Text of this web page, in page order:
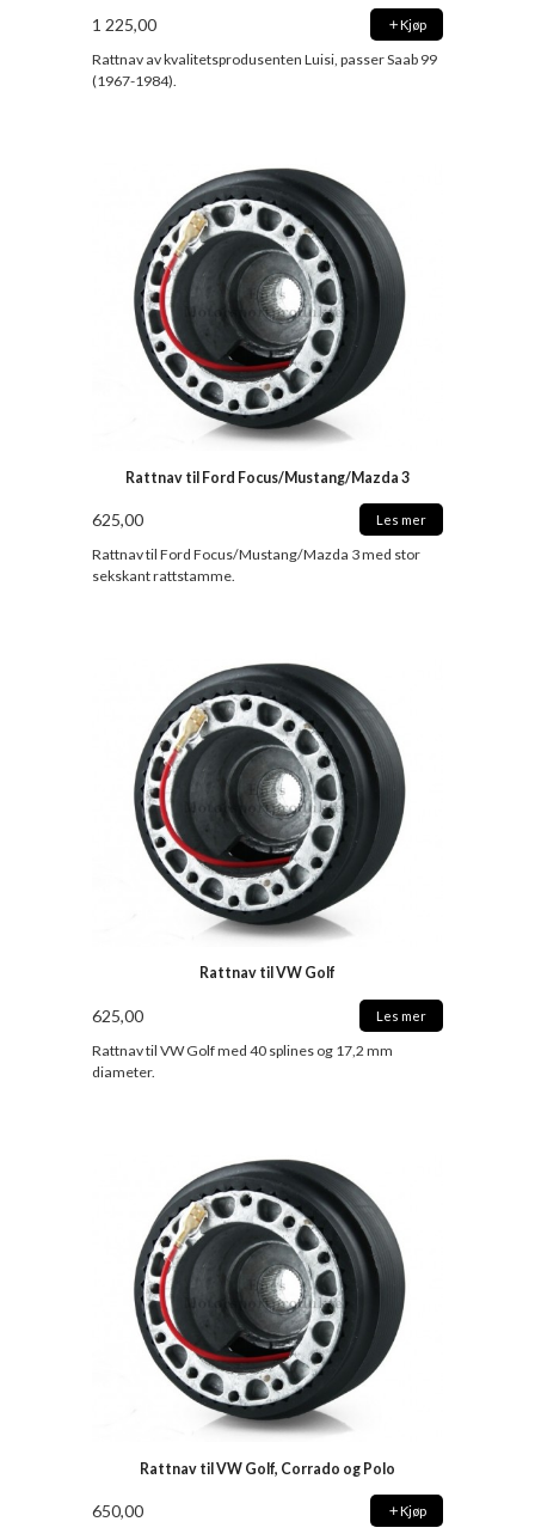
1 225,00 Kjøp
Rattnav av kvalitetsprodusenten Luisi, passer Saab 99
(1967-1984).
Rattnav til Ford Focus/Mustang/Mazda 3
625,00 Les mer
Rattnav til Ford Focus/Mustang/Mazda 3 med stor
sekskant rattstamme.
Rattnav til VW Golf
625,00 Les mer
Rattnav til VW Golf med 40 splines og 17,2 mm
diameter.
Rattnav til VW Golf, Corrado og Polo
650,00 Kjøp